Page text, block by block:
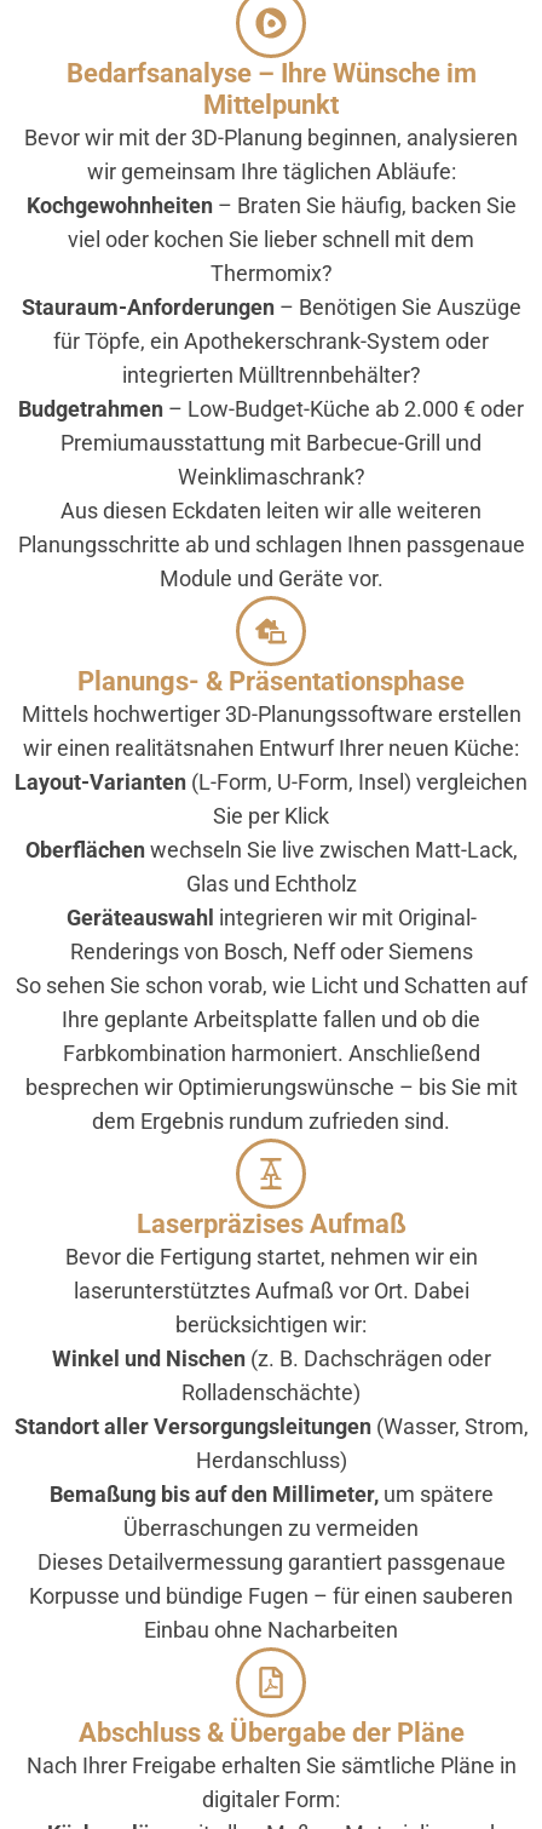
Bedarfsanalyse – Ihre Wünsche im
Mittelpunkt
Bevor wir mit der 3D-Planung beginnen, analysieren
wir gemeinsam Ihre täglichen Abläufe:
Kochgewohnheiten – Braten Sie häufig, backen Sie
viel oder kochen Sie lieber schnell mit dem
Thermomix?
Stauraum-Anforderungen – Benötigen Sie Auszüge
für Töpfe, ein Apothekerschrank-System oder
integrierten Mülltrennbehälter?
Budgetrahmen – Low-Budget-Küche ab 2.000 € oder
Premium­ausstattung mit Barbecue-Grill und
Weinklimaschrank?
Aus diesen Eckdaten leiten wir alle weiteren
Planungsschritte ab und schlagen Ihnen passgenaue
Module und Geräte vor.
Planungs- & Präsentationsphase
Mittels hochwertiger 3D-Planungssoftware erstellen
wir einen realitäts­nahen Entwurf Ihrer neuen Küche:
Layout-Varianten (L-Form, U-Form, Insel) vergleichen
Sie per Klick
Oberflächenwechseln Sie live zwischen Matt-Lack,
Glas und Echtholz
Geräte­auswahl integrieren wir mit Original-
Renderings von Bosch, Neff oder Siemens
So sehen Sie schon vorab, wie Licht und Schatten auf
Ihre geplante Arbeitsplatte fallen und ob die
Farbkombination harmoniert. Anschließend
besprechen wir Optimierungswünsche – bis Sie mit
dem Ergebnis rundum zufrieden sind.
Laserpräzises Aufmaß
Bevor die Fertigung startet, nehmen wir ein
laserunterstütztes Aufmaß vor Ort. Dabei
berücksichtigen wir:
Winkel und Nischen(z. B. Dachschrägen oder
Rolladenschächte)
Standort aller Versorgungsleitungen(Wasser, Strom,
Herdanschluss)
Bemaßung bis auf den Millimeter,um spätere
Überraschungen zu vermeiden
Dieses Detail­vermessung garantiert passgenaue
Korpusse und bündige Fugen – für einen sauberen
Einbau ohne Nacharbeiten
Abschluss & Übergabe der Pläne
Nach Ihrer Freigabe erhalten Sie sämtliche Pläne in
digitaler Form: